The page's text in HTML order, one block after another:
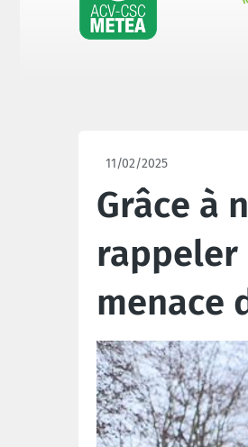
11/02/2025
Grâce à
rappeler
menace